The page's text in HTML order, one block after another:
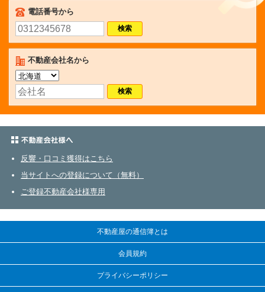
電話番号から
不動産会社名から
反響・口コミ獲得はこちら
当サイトへの登録について（無料）
ご登録不動産会社様専用
不動産屋の通信簿とは
会員規約
プライバシーポリシー